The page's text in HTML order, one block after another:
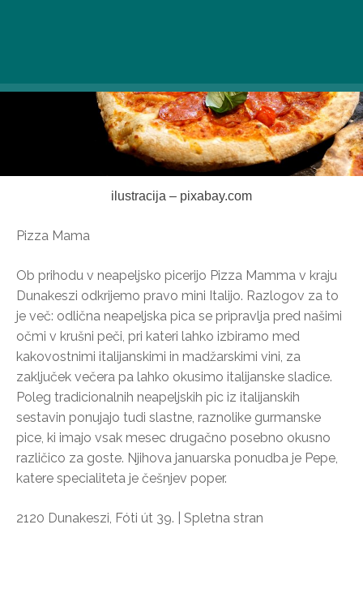
ilustracija – pixabay.com
Pizza Mama
Ob prihodu v neapeljsko picerijo Pizza Mamma v kraju
Dunakeszi odkrijemo pravo mini Italijo. Razlogov za to
je več: odlična neapeljska pica se pripravlja pred našimi
očmi v krušni peči, pri kateri lahko izbiramo med
kakovostnimi italijanskimi in madžarskimi vini, za
zaključek večera pa lahko okusimo italijanske sladice.
Poleg tradicionalnih neapeljskih pic iz italijanskih
sestavin ponujajo tudi slastne, raznolike gurmanske
pice, ki imajo vsak mesec drugačno posebno okusno
različico za goste. Njihova januarska ponudba je Pepe,
katere specialiteta je češnjev poper.
2120 Dunakeszi, Fóti út 39. | Spletna stran